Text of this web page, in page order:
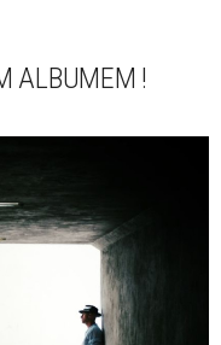
ALBUMEM !